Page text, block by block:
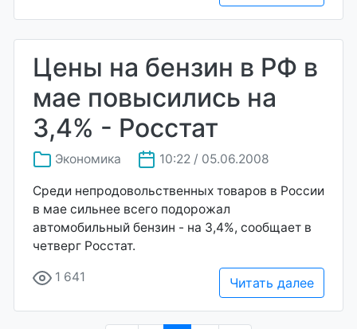
Цены на бензин в РФ в
мае повысились на
3,4% - Росстат
Экономика 10:22 / 05.06.2008
Среди непродовольственных товаров в России
в мае сильнее всего подорожал
автомобильный бензин - на 3,4%, сообщает в
четверг Росстат.
1 641 Читать далее